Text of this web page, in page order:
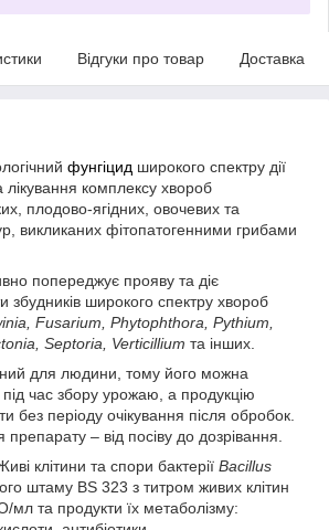
Відгуки про товар Доставка
фунгіцид широкого спектру дії
лікування комплексу хвороб
плодово-ягідних, овочевих та
викликаних фітопатогенними грибами
попереджує прояву та діє
збудників широкого спектру хвороб
Fusarium, Phytophthora, Pythium,
Septoria, Verticillium та інших.
для людини, тому його можна
під час збору урожаю, а продукцію
без періоду очікування після обробок.
препарату – від посіву до дозрівання.
клітини та спори бактерії Bacillus
штаму BS 323 з титром живих клітин
мл та продукти їх метаболізму: